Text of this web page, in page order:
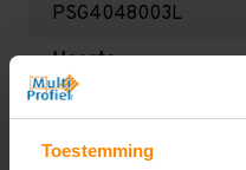
Toestemming
PSG4048003L
Hoogte:
4.000 mm
Diepte: